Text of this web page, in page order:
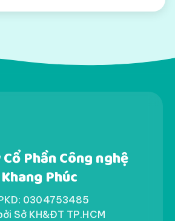
Phần Công nghệ
Khang Phúc
0304753485
Sở KH&ĐT TP.HCM